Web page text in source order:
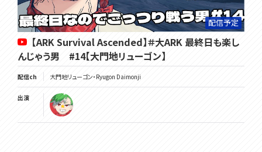
配信予定
【ARK Survival Ascended】＃大ARK 最終日も楽し
んじゃう男 #14【大門地リューゴン】
配信ch 大門地リューゴン・Ryugon Daimonji
出演